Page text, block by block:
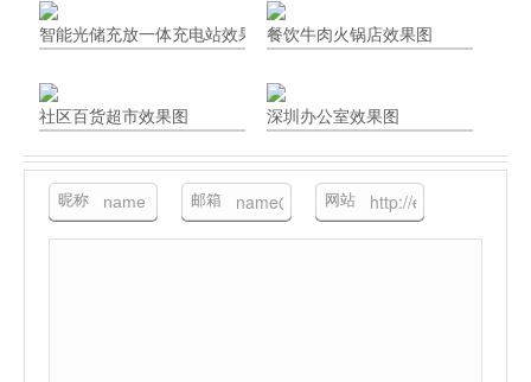
智能光储充放一体充电站效果图表现餐饮牛肉火锅店效果图
社区百货超市效果图 深圳办公室效果图
昵称 邮箱 网站